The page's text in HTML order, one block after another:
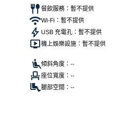
餐飲服務：暫不提供
Wi-Fi：暫不提供
USB 充電孔：暫不提供
機上娛樂設施：暫不提供
傾斜角度：--
座位寬度：--
腿部空間：--